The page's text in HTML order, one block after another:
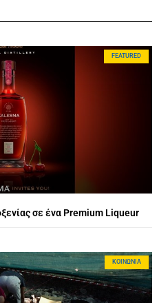
FEATURED
σε ένα Premium Liqueur
ΚΟΙΝΩΝΊΑ